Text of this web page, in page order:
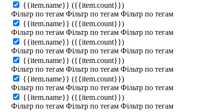
{{item.name}} ({{item.count}})
Фільтр по тегам Фільтр по тегам Фільтр по тегам
{{item.name}} ({{item.count}})
Фільтр по тегам Фільтр по тегам Фільтр по тегам
{{item.name}} ({{item.count}})
Фільтр по тегам Фільтр по тегам Фільтр по тегам
{{item.name}} ({{item.count}})
Фільтр по тегам Фільтр по тегам Фільтр по тегам
{{item.name}} ({{item.count}})
Фільтр по тегам Фільтр по тегам Фільтр по тегам
{{item.name}} ({{item.count}})
Фільтр по тегам Фільтр по тегам Фільтр по тегам